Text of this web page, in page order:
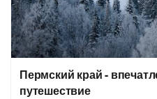
Пермский край -
путешествие